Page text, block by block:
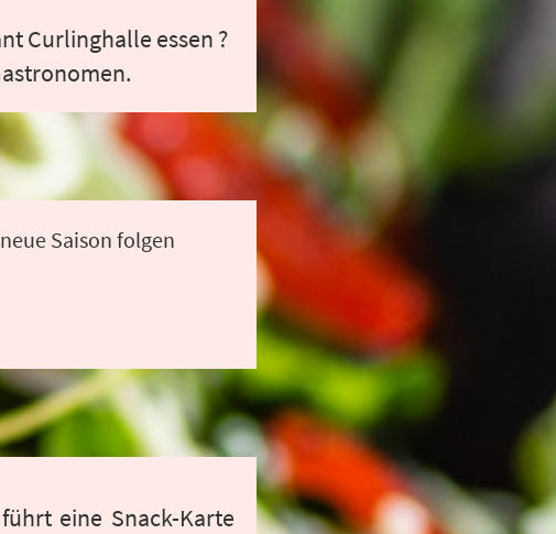
Curlinghalle essen ?
neue Saison folgen
eine Snack-Karte